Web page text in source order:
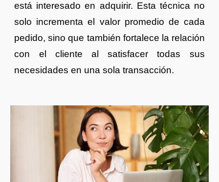
está interesado en adquirir. Esta técnica no
solo incrementa el valor promedio de cada
pedido, sino que también fortalece la relación
con el cliente al satisfacer todas sus
necesidades en una sola transacción.